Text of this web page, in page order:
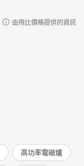
由飛比價格提供的資訊
高功率電磁爐